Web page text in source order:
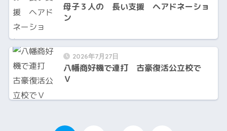
母子３人の 長い支援 ヘアドネーショ
ン
2026年7月27日
八幡商好機で連打 古豪復活公立校で
Ｖ